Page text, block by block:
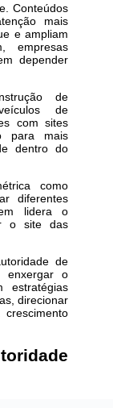
Conteúdos
mais
e ampliam
empresas
depender
de
de
com sites
para mais
dentro do
como
diferentes
lidera o
o site das
de
enxergar o
estratégias
direcionar